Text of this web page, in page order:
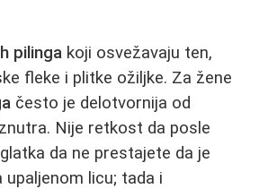
pilinga koji osvežavaju ten,
fleke i plitke ožiljke. Za žene
često je delotvornija od
Nije retkost da posle
da ne prestajete da je
licu; tada i